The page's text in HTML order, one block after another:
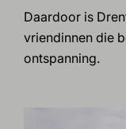
Daardoor is
vriendinnen die
ontspanning.